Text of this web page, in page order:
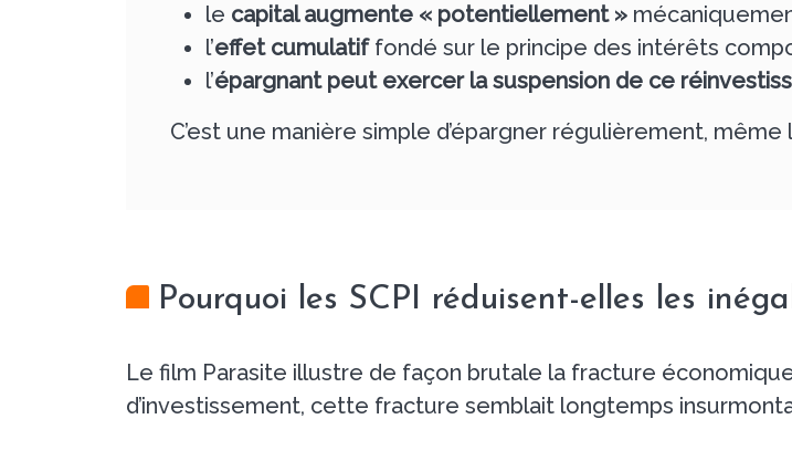
le capital augmente « potentiellement »
l’effet cumulatiffondé sur le principe des intérêts
l’épargnant peut exercer la suspension de ce
C’est une manière simple d’épargner régulièrement,
Pourquoi les SCPI réduisent-elles les
Le film Parasite illustre de façon brutale la fracture
d’investissement, cette fracture semblait longtemps